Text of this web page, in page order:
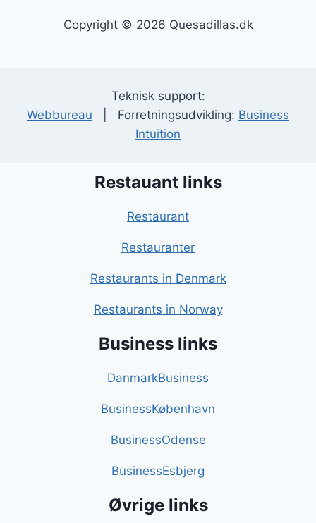
Copyright © 2026 Quesadillas.dk
Teknisk support:
Webbureau | Forretningsudvikling: Business
Intuition
Restauant links
Restaurant
Restauranter
Restaurants in Denmark
Restaurants in Norway
Business links
DanmarkBusiness
BusinessKøbenhavn
BusinessOdense
BusinessEsbjerg
Øvrige links